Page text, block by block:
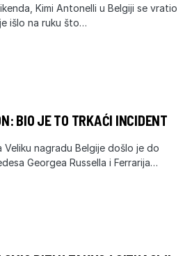
Kimi Antonelli u Belgiji se vratio
išlo na ruku što…
BIO JE TO TRKAĆI INCIDENT
nagradu Belgije došlo je do
Georgea Russella i Ferrarija…